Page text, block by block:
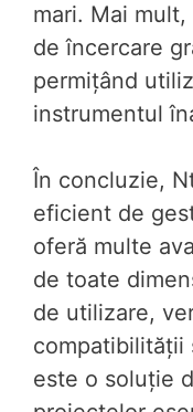
mari. Mai
de încercare
permițând
instrumentul
În concluzie,
eficient de
oferă multe
de toate
de utilizare,
compatibilității
este o soluție